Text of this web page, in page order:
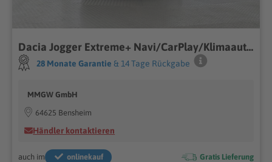
Dacia Jogger Extreme+ Navi/CarPlay/Klimaautom/SHZ/Fahr
28 Monate Garantie & 14 Tage Rückgabe
MMGW GmbH
64625 Bensheim
Händler kontaktieren
auch im onlinekauf Gratis Lieferung